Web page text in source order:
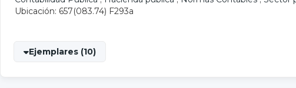
Ubicación: 657(083.74) F293a
Ejemplares (10)